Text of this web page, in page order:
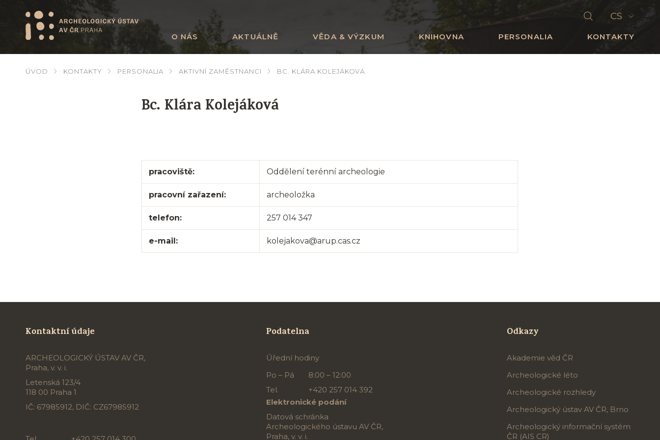
CS
O NÁS AKTUÁLNĚ VĚDA & VÝZKUM KNIHOVNA PERSONALIA KONTAKTY
ÚVOD KONTAKTY PERSONALIA AKTIVNÍ ZAMĚSTNANCI BC. KLÁRA KOLEJÁKOVÁ
Bc. Klára Kolejáková
pracoviště: Oddělení terénní archeologie
pracovní zařazení: archeoložka
telefon: 257 014 347
e-mail: kolejakova@arup.cas.cz
Kontaktní údaje
ARCHEOLOGICKÝ ÚSTAV AV ČR,
Praha, v. v. i.
Letenská 123/4
118 00 Praha 1
IČ: 67985912, DIČ: CZ67985912
Podatelna
Úřední hodiny
Po – Pá
8:00 – 12:00
Tel.
+420 257 014 392
Elektronické podání
Datová schránka
Archeologického ústavu AV ČR,
Praha, v. v. i.
Odkazy
Akademie věd ČR
Archeologické léto
Archeologické rozhledy
Archeologický ústav AV ČR, Brno
Archeologický informační systém
ČR (AIS CR)